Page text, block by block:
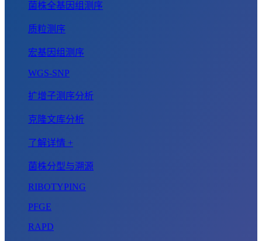
菌株全基因组测序
质粒测序
宏基因组测序
WGS-SNP
扩增子测序分析
克隆文库分析
了解详情 +
菌株分型与溯源
RIBOTYPING
PFGE
RAPD